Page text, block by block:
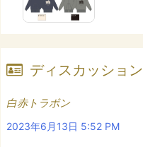
ディスカッション
白赤トラボン
2023年6月13日 5:52 PM